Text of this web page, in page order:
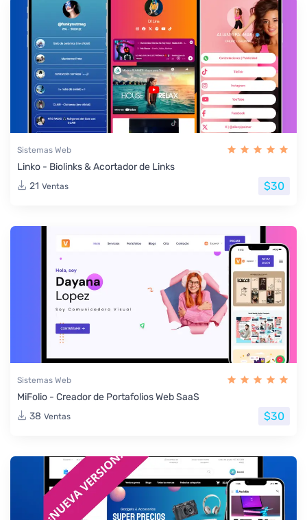
Sistemas Web
Linko - Biolinks & Acortador de Links
21 Ventas $30
Sistemas Web
MiFolio - Creador de Portafolios Web SaaS
38 Ventas $30